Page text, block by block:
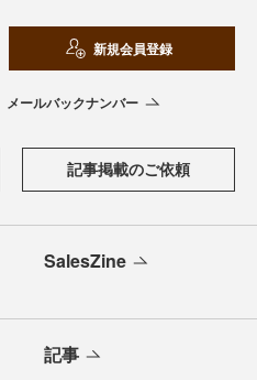
新規会員登録
メールバックナンバー
記事掲載のご依頼
SalesZine
記事